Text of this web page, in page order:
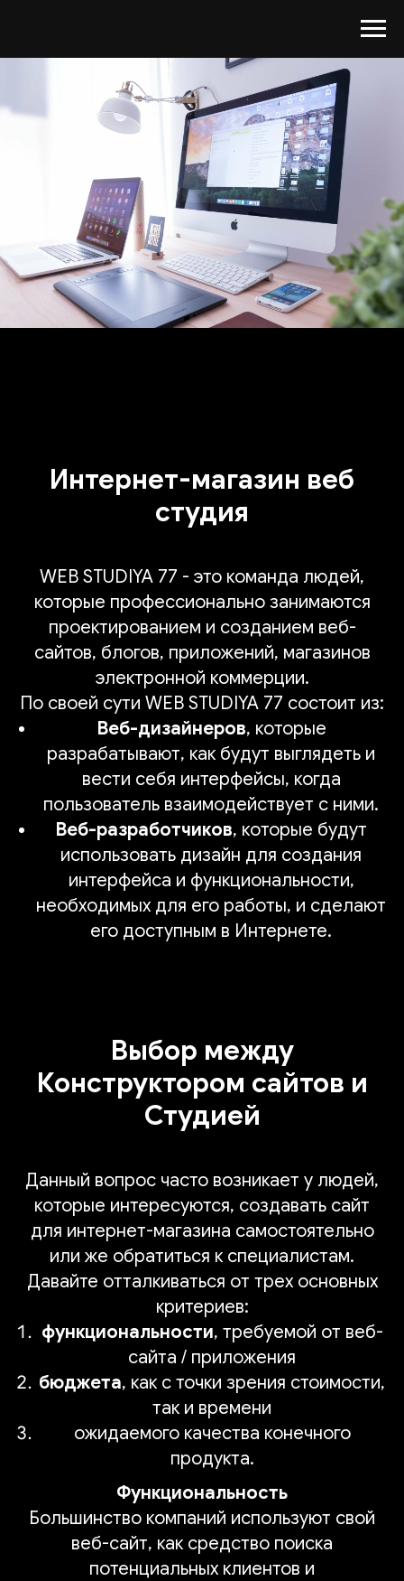
Интернет-магазин веб
студия
WEB STUDIYA 77 - это команда людей,
которые профессионально занимаются
проектированием и созданием веб-
сайтов, блогов, приложений, магазинов
электронной коммерции.
По своей сути WEB STUDIYA 77 состоит из:
Веб-дизайнеров, которые
разрабатывают, как будут выглядеть и
вести себя интерфейсы, когда
пользователь взаимодействует с ними.
Веб-разработчиков, которые будут
использовать дизайн для создания
интерфейса и функциональности,
необходимых для его работы, и сделают
его доступным в Интернете.
Выбор между
Конструктором сайтов и
Студией
Данный вопрос часто возникает у людей,
которые интересуются, создавать сайт
для интернет-магазина самостоятельно
или же обратиться к специалистам.
Давайте отталкиваться от трех основных
критериев:
функциональности, требуемой от веб-
сайта / приложения
бюджета, как с точки зрения стоимости,
так и времени
ожидаемого качества конечного
продукта.
Функциональность
Большинство компаний используют свой
веб-сайт, как средство поиска
потенциальных клиентов и